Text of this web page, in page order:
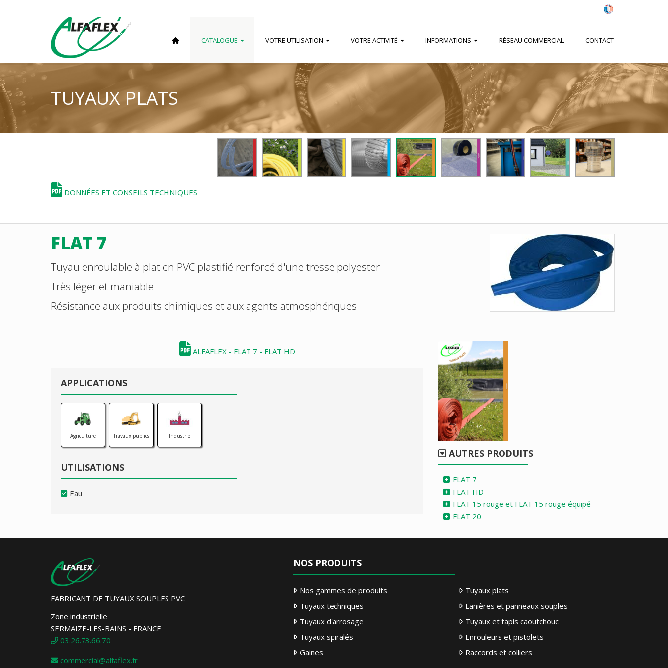
CATALOGUE VOTRE UTILISATION VOTRE ACTIVITÉ INFORMATIONS RÉSEAU COMMERCIAL CONTACT
TUYAUX PLATS
DONNÉES ET CONSEILS TECHNIQUES
FLAT 7
Tuyau enroulable à plat en PVC plastifié renforcé d'une tresse polyester
Très léger et maniable
Résistance aux produits chimiques et aux agents atmosphériques
ALFAFLEX - FLAT 7 - FLAT HD
APPLICATIONS
Agriculture Travaux publics Industrie
UTILISATIONS
Eau
AUTRES PRODUITS
FLAT 7
FLAT HD
FLAT 15 rouge et FLAT 15 rouge équipé
FLAT 20
FABRICANT DE TUYAUX SOUPLES PVC
Zone industrielle
SERMAIZE-LES-BAINS - FRANCE
03.26.73.66.70
commercial@alfaflex.fr
NOS PRODUITS
Nos gammes de produits
Tuyaux techniques
Tuyaux d'arrosage
Tuyaux spiralés
Gaines
Tuyaux plats
Lanières et panneaux souples
Tuyaux et tapis caoutchouc
Enrouleurs et pistolets
Raccords et colliers